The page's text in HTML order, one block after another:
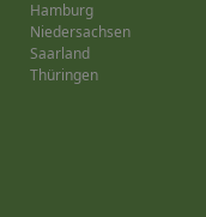
Hamburg
Niedersachsen
Saarland
Thüringen